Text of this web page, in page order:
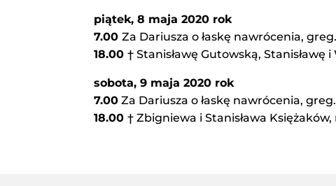
piątek, 8 maja 2020 rok
7.00Za Dariusza o łaskę nawrócenia,
18.00† Stanisławę Gutowską, Stanisławę i
sobota, 9 maja 2020 rok
7.00 Za Dariusza o łaskę nawrócenia,
18.00† Zbigniewa i Stanisława